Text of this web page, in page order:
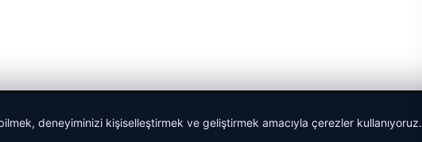
deneyiminizi kişiselleştirmek ve geliştirmek amacıyla çerezler kullanıyoruz.